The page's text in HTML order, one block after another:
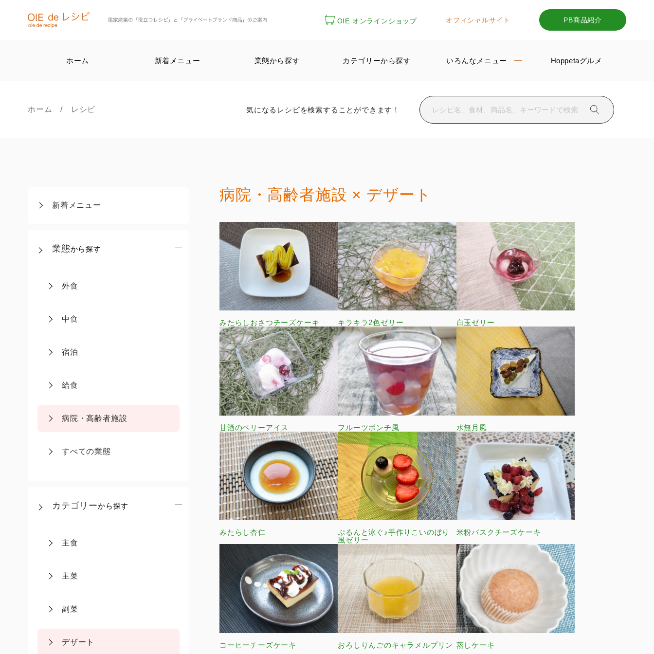
OIE オンラインショップ オフィシャルサイト PB商品紹介
ホーム 新着メニュー 業態から探す カテゴリーから探す いろんなメニュー Hoppetaグルメ
ホーム/ レシピ 気になるレシピを検索することができます！
新着メニュー
業態から探す
外食
中食
宿泊
給食
病院・高齢者施設
すべての業態
カテゴリーから探す
主食
主菜
副菜
デザート
病院・高齢者施設 × デザート
みたらしおさつチーズケーキ キラキラ2色ゼリー 白玉ゼリー
甘酒のベリーアイス フルーツポンチ風 水無月風
みたらし杏仁
ぷるんと泳ぐ♪手作りこいのぼり
風ゼリー
米粉バスクチーズケーキ
コーヒーチーズケーキ おろしりんごのキャラメルプリン 蒸しケーキ